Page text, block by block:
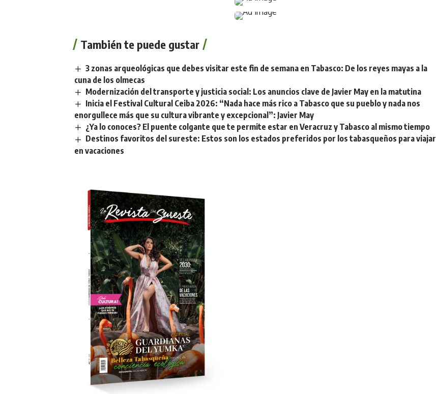
También te puede gustar
3 zonas arqueológicas que debes visitar este fin de semana en Tabasco: De los reyes mayas a la
cuna de los olmecas
Modernización del transporte y justicia social: Los anuncios clave de Javier May en la matutina
Inicia el Festival Cultural Ceiba 2026: “Nada hace más rico a Tabasco que su pueblo y nada nos
enorgullece más que su cultura vibrante y excepcional”: Javier May
¿Ya lo conoces? El puente colgante que te permite estar en Veracruz y Tabasco al mismo tiempo
Destinos favoritos del sureste: Estos son los estados preferidos por los tabasqueños para viajar
en vacaciones